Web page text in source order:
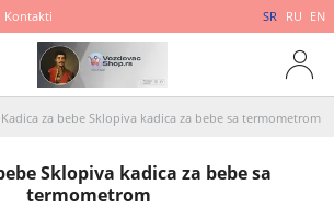
Kontakti SR RU EN
Kadica za bebe Sklopiva kadica za bebe sa termometrom
Sklopiva kadica za bebe sa
termometrom